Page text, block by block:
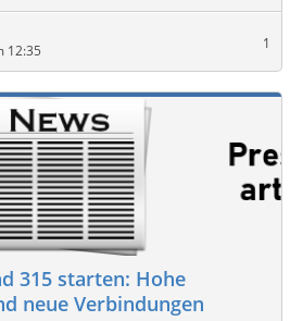
12:35
1
315 starten: Hohe
neue Verbindungen